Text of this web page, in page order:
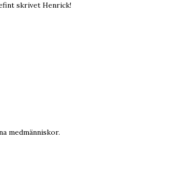
skrivet Henrick!
medmänniskor.